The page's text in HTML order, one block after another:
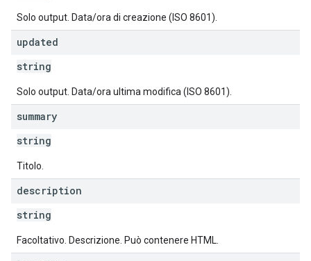
Solo output. Data/ora di creazione (ISO 8601).
updated
string
Solo output. Data/ora ultima modifica (ISO 8601).
summary
string
Titolo.
description
string
Facoltativo. Descrizione. Può contenere HTML.